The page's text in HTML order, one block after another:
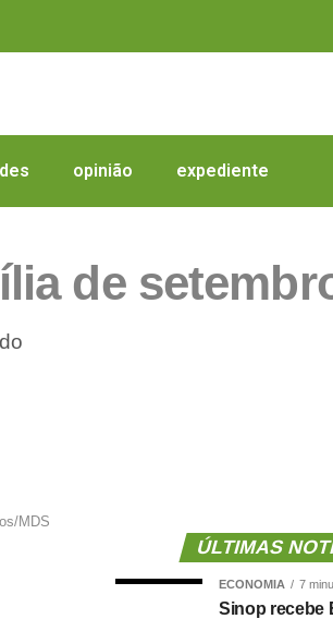
opinião expediente
de
MDS
ÚLTIMAS
ECONOMIA 7
Sinop recebe